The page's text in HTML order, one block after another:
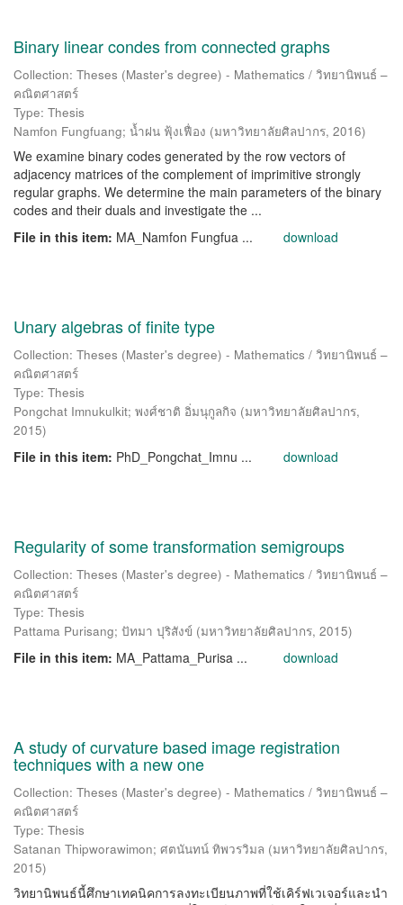
Binary linear condes from connected graphs
Collection: Theses (Master's degree) - Mathematics / วิทยานิพนธ์ –
คณิตศาสตร์
Type: Thesis
Namfon Fungfuang; น้ำฝน ฟุ้งเฟื่อง (มหาวิทยาลัยศิลปากร, 2016)
We examine binary codes generated by the row vectors of
adjacency matrices of the complement of imprimitive strongly
regular graphs. We determine the main parameters of the binary
codes and their duals and investigate the ...
File in this item: MA_Namfon Fungfua ... download
Unary algebras of finite type
Collection: Theses (Master's degree) - Mathematics / วิทยานิพนธ์ –
คณิตศาสตร์
Type: Thesis
Pongchat Imnukulkit; พงศ์ชาติ อิ่มนุกูลกิจ (มหาวิทยาลัยศิลปากร,
2015)
File in this item: PhD_Pongchat_Imnu ... download
Regularity of some transformation semigroups
Collection: Theses (Master's degree) - Mathematics / วิทยานิพนธ์ –
คณิตศาสตร์
Type: Thesis
Pattama Purisang; ปัทมา ปุริสังข์ (มหาวิทยาลัยศิลปากร, 2015)
File in this item: MA_Pattama_Purisa ... download
A study of curvature based image registration
techniques with a new one
Collection: Theses (Master's degree) - Mathematics / วิทยานิพนธ์ –
คณิตศาสตร์
Type: Thesis
Satanan Thipworawimon; ศตนันทน์ ทิพวรวิมล (มหาวิทยาลัยศิลปากร,
2015)
วิทยานิพนธ์นี้ศึกษาเทคนิคการลงทะเบียนภาพที่ใช้เคิร์ฟเวเจอร์และนำ